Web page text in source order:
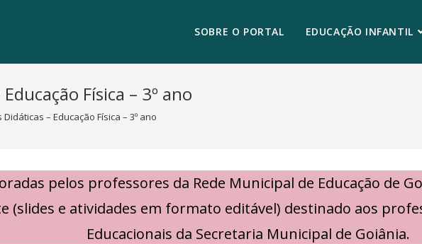
SOBRE O PORTAL EDUCAÇÃO INFANTIL
Física – 3º ano
– Educação Física – 3º ano
pelos professores da Rede Municipal de Educação de
(slides e atividades em formato editável) destinado aos
Educacionais da Secretaria Municipal de Goiânia.